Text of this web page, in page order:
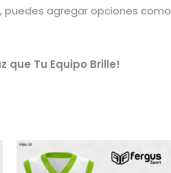
puedes agregar opciones como
que Tu Equipo Brille!